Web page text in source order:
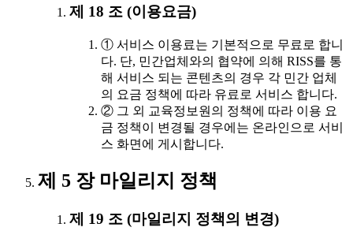
제 18 조 (이용요금)
① 서비스 이용료는 기본적으로 무료로 합니
다. 단, 민간업체와의 협약에 의해 RISS를 통
해 서비스 되는 콘텐츠의 경우 각 민간 업체
의 요금 정책에 따라 유료로 서비스 합니다.
② 그 외 교육정보원의 정책에 따라 이용 요
금 정책이 변경될 경우에는 온라인으로 서비
스 화면에 게시합니다.
제 5 장 마일리지 정책
제 19 조 (마일리지 정책의 변경)